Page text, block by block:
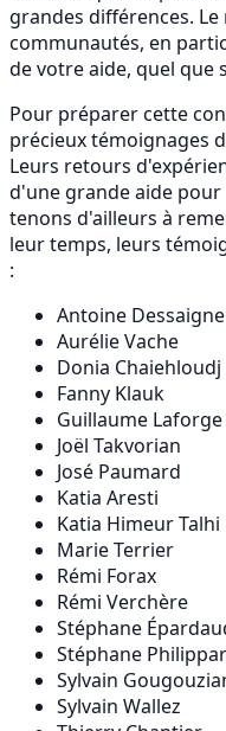
grandes différences. Le
communautés, en
de votre aide, quel que
Pour préparer cette
précieux témoignages
Leurs retours
d'une grande aide pour
tenons d'ailleurs à
leur temps, leurs
:
Antoine Dessaigne
Aurélie Vache
Donia Chaiehloudj
Fanny Klauk
Guillaume Laforge
Joël Takvorian
José Paumard
Katia Aresti
Katia Himeur Talhi
Marie Terrier
Rémi Forax
Rémi Verchère
Stéphane
Stéphane
Sylvain
Sylvain Wallez